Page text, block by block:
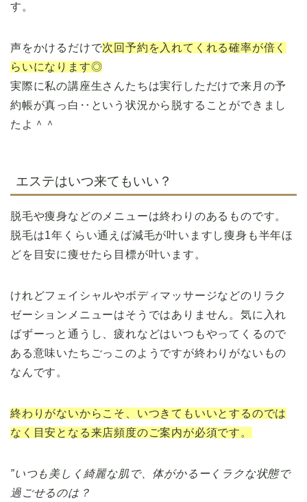
す。
声をかけるだけで次回予約を入れてくれる確率が倍く
らいになります◎
実際に私の講座生さんたちは実行しただけで来月の予
約帳が真っ白‥という状況から脱することができまし
たよ＾＾
エステはいつ来てもいい？
脱毛や痩身などのメニューは終わりのあるものです。
脱毛は1年くらい通えば減毛が叶いますし痩身も半年ほ
どを目安に痩せたら目標が叶います。
けれどフェイシャルやボディマッサージなどのリラク
ゼーションメニューはそうではありません。気に入れ
ばずーっと通うし、疲れなどはいつもやってくるので
ある意味いたちごっこのようですが終わりがないもの
なんです。
終わりがないからこそ、いつきてもいいとするのでは
なく目安となる来店頻度のご案内が必須です。
”いつも美しく綺麗な肌で、体がかるーくラクな状態で
過ごせるのは？